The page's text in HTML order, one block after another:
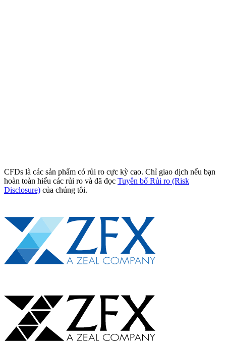
CFDs là các sản phẩm có rủi ro cực kỳ cao. Chỉ giao dịch nếu bạn
hoàn toàn hiểu các rủi ro và đã đọc Tuyên bố Rủi ro (Risk
Disclosure) của chúng tôi.